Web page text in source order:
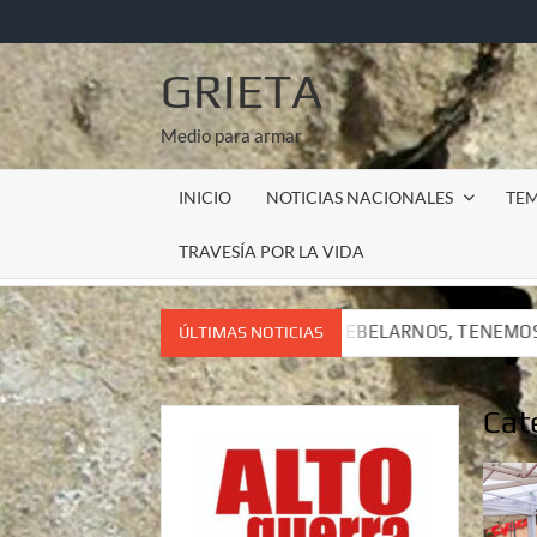
al
contenido
GRIETA
Medio para armar
INICIO NOTICIAS NACIONALES
TRAVESÍA POR LA VIDA
ÚLTIMAS NOTICIAS
QUE REBELARNOS, TENEMOS QUE VIVIR. CARTA DEL
QUE REBELARNOS, TENEMOS QUE VIVIR. CARTA DEL